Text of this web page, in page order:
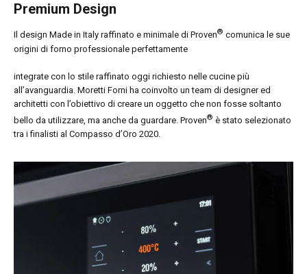
Premium Design
Il design Made in Italy raffinato e minimale di Proven® comunica le sue
origini di forno professionale perfettamente
integrate con lo stile raffinato oggi richiesto nelle cucine più
all’avanguardia. Moretti Forni ha coinvolto un team di designer ed
architetti con l’obiettivo di creare un oggetto che non fosse soltanto
bello da utilizzare, ma anche da guardare. Proven® è stato selezionato
tra i finalisti al Compasso d’Oro 2020.